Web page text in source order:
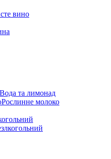
вино
Вода та лимонад
Рослинне молоко